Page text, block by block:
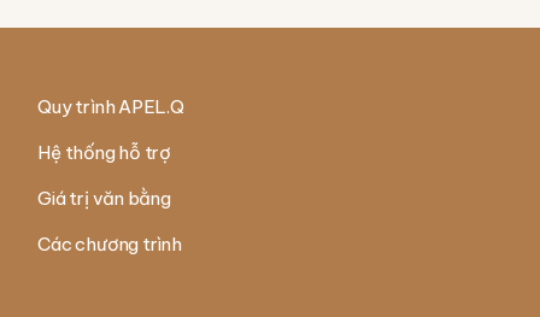
Quy trình APEL.Q
Hệ thống hỗ trợ
Giá trị văn bằng
Các chương trình